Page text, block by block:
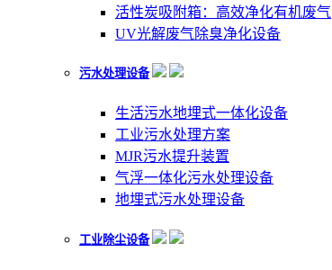
活性炭吸附箱：高效净化有机废气
UV光解废气除臭净化设备
污水处理设备
生活污水地埋式一体化设备
工业污水处理方案
MJR污水提升装置
气浮一体化污水处理设备
地埋式污水处理设备
工业除尘设备